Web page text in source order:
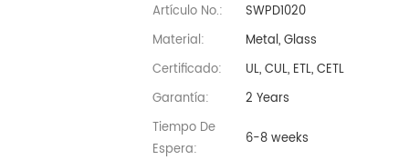
Artículo No.:
SWPD1020
Material:
Metal, Glass
Certificado:
UL, CUL, ETL, CETL
Garantía:
2 Years
Tiempo De
Espera:
6-8 weeks